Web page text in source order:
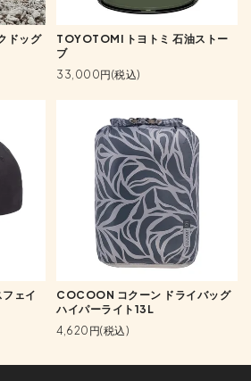
ドッグ
TOYOTOMI トヨトミ 石油ストー
ブ
33,000円(税込)
ェイ
COCOON コクーン ドライバッグ
ハイパーライト13L
4,620円(税込)